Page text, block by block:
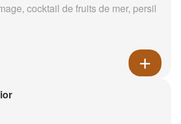
cocktail de fruits de mer, persil